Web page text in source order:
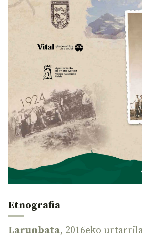
Etnografia
Larunbata, 2016eko